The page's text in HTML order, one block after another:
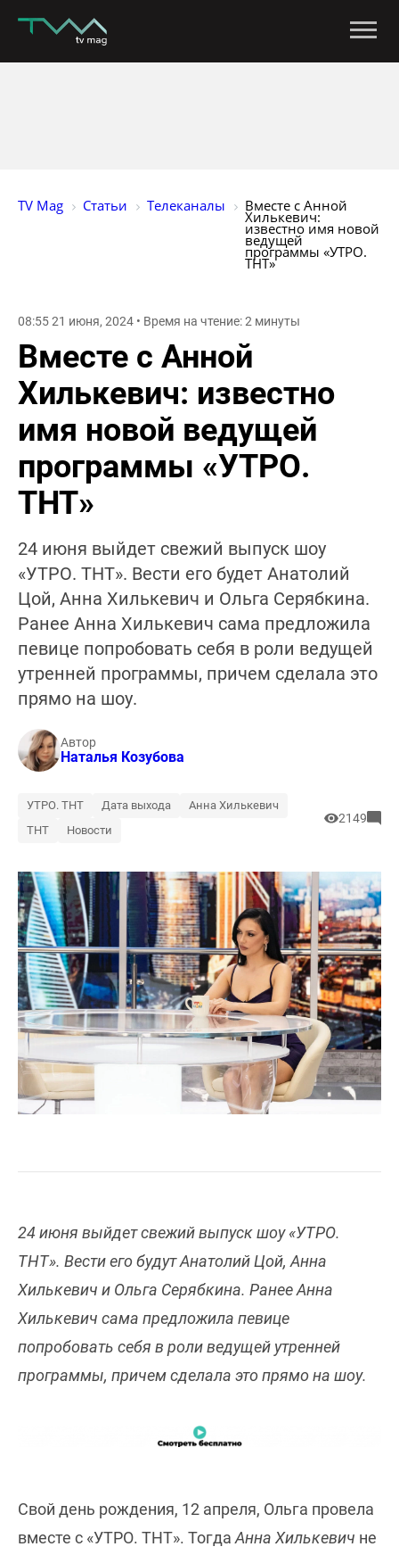
TV Mag Статьи Телеканалы Вместе с Анной
Хилькевич:
известно имя новой
ведущей
программы «УТРО.
ТНТ»
08:55 21 июня, 2024 • Время на чтение: 2 минуты
Вместе с Анной
Хилькевич: известно
имя новой ведущей
программы «УТРО.
ТНТ»
24 июня выйдет свежий выпуск шоу
«УТРО. ТНТ». Вести его будет Анатолий
Цой, Анна Хилькевич и Ольга Серябкина.
Ранее Анна Хилькевич сама предложила
певице попробовать себя в роли ведущей
утренней программы, причем сделала это
прямо на шоу.
Автор
Наталья Козубова
УТРО. ТНТ Дата выхода
Анна Хилькевич
ТНТ
Новости
2149
24 июня выйдет свежий выпуск шоу «УТРО.
ТНТ». Вести его будут Анатолий Цой, Анна
Хилькевич и Ольга Серябкина. Ранее Анна
Хилькевич сама предложила певице
попробовать себя в роли ведущей утренней
программы, причем сделала это прямо на шоу.
Свой день рождения, 12 апреля, Ольга провела
вместе с «УТРО. ТНТ». Тогда Анна Хилькевич не